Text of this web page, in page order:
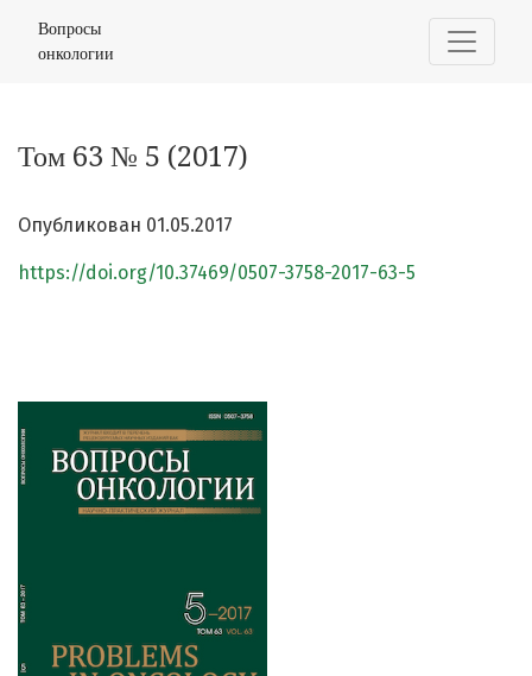
Вопросы
онкологии
Том 63 № 5 (2017)
Опубликован 01.05.2017
https://doi.org/10.37469/0507-3758-2017-63-5